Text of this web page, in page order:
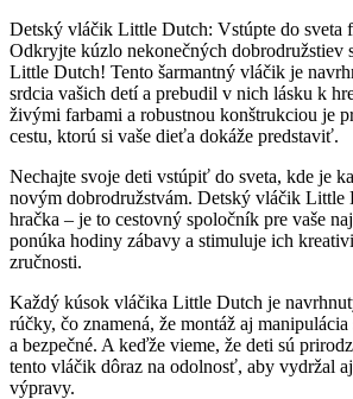
Detský vláčik Little Dutch: Vstúpte do sveta
Odkryjte kúzlo nekonečných dobrodružstiev
Little Dutch! Tento šarmantný vláčik je
srdcia vašich detí a prebudil v nich lásku k
živými farbami a robustnou konštrukciou je
cestu, ktorú si vaše dieťa dokáže predstaviť.
Nechajte svoje deti vstúpiť do sveta, kde je
novým dobrodružstvám. Detský vláčik Little
hračka – je to cestovný spoločník pre vaše
ponúka hodiny zábavy a stimuluje ich
zručnosti.
Každý kúsok vláčika Little Dutch je
rúčky, čo znamená, že montáž aj
a bezpečné. A keďže vieme, že deti sú
tento vláčik dôraz na odolnosť, aby vydržal
výpravy.